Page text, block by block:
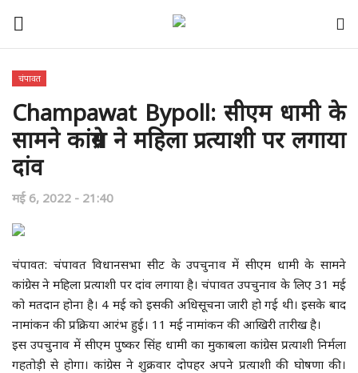
डंकाराम का घर
केंद्र
पंजाब
हरियाणा
देश-दुनिया
उत्तराखंड
अन्य राज्य
चंपावत
Champawat Bypoll: सीएम धामी के
सामने कांग्रेस ने महिला प्रत्याशी पर लगाया
दांव
मई 6, 2022 - 21:40
चंपावत: चंपावत विधानसभा सीट के उपचुनाव में सीएम धामी के सामने
कांग्रेस ने महिला प्रत्याशी पर दांव लगाया है। चंपावत उपचुनाव के लिए 31 मई
को मतदान होना है। 4 मई को इसकी अधिसूचना जारी हो गई थी। इसके बाद
नामांकन की प्रक्रिया आरंभ हुई। 11 मई नामांकन की आखिरी तारीख है।
इस उपचुनाव में सीएम पुष्कर सिंह धामी का मुकाबला कांग्रेस प्रत्याशी निर्मला
गहतोड़ी से होगा। कांग्रेस ने शुक्रवार दोपहर अपने प्रत्याशी की घोषणा की।